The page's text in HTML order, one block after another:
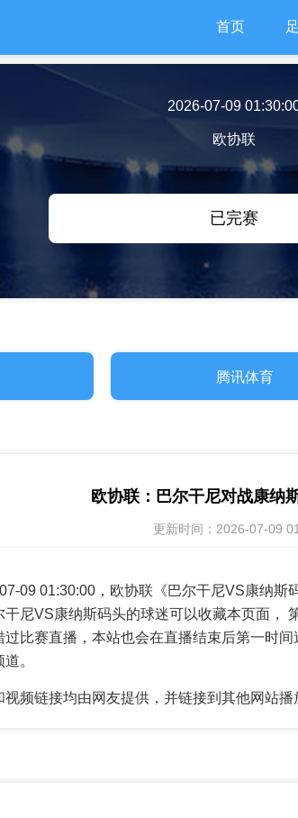
首页
2026-07-09
欧协联
已完赛
腾讯体育
欧协联：巴尔干尼对战康纳
更新时间：2026-07-09
09 01:30:00，欧协联《巴尔干尼VS康纳斯
干尼VS康纳斯码头的球迷可以收藏本页面，
过比赛直播，本站也会在直播结束后第一时
。
频链接均由网友提供，并链接到其他网站播